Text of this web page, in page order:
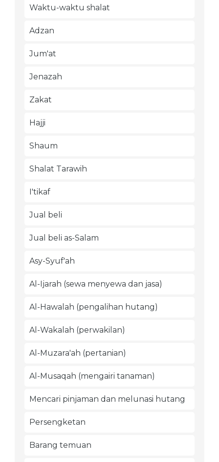
Waktu-waktu shalat
Adzan
Jum'at
Jenazah
Zakat
Hajji
Shaum
Shalat Tarawih
I'tikaf
Jual beli
Jual beli as-Salam
Asy-Syuf'ah
Al-Ijarah (sewa menyewa dan jasa)
Al-Hawalah (pengalihan hutang)
Al-Wakalah (perwakilan)
Al-Muzara'ah (pertanian)
Al-Musaqah (mengairi tanaman)
Mencari pinjaman dan melunasi hutang
Persengketan
Barang temuan